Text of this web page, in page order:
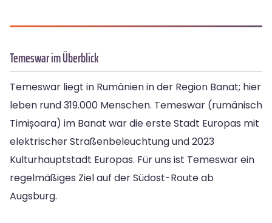
Temeswar im Überblick
Temeswar liegt in Rumänien in der Region Banat; hier
leben rund 319.000 Menschen. Temeswar (rumänisch
Timișoara) im Banat war die erste Stadt Europas mit
elektrischer Straßenbeleuchtung und 2023
Kulturhauptstadt Europas. Für uns ist Temeswar ein
regelmäßiges Ziel auf der Südost-Route ab
Augsburg.